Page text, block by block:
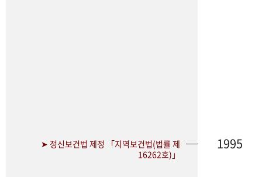
➤ 정신보건법 제정 「지역보건법(법률 제
16262호)」
1995